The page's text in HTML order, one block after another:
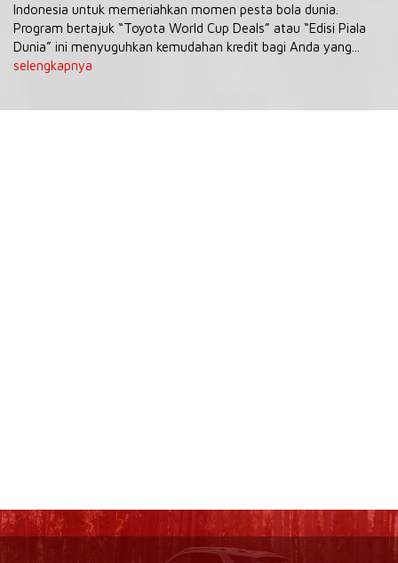
Indonesia untuk memeriahkan momen pesta bola dunia.
Program bertajuk “Toyota World Cup Deals” atau “Edisi Piala
Dunia” ini menyuguhkan kemudahan kredit bagi Anda yang...
selengkapnya